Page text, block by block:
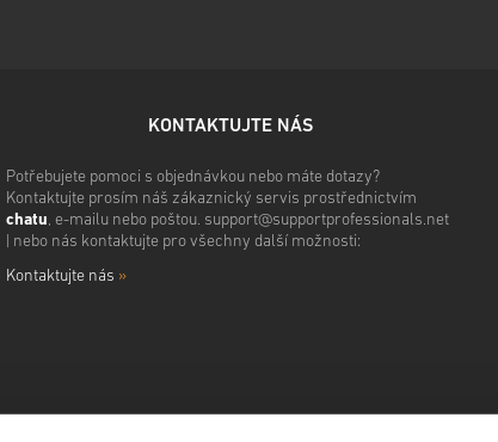
KONTAKTUJTE NÁS
Potřebujete pomoci s objednávkou nebo máte dotazy?
Kontaktujte prosím náš zákaznický servis prostřednictvím
chatu, e-mailu nebo poštou. support@supportprofessionals.net
| nebo nás kontaktujte pro všechny další možnosti:
Kontaktujte nás »